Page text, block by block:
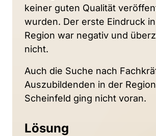
keiner guten Qualität
wurden. Der erste Eindruck in
Region war negativ und
nicht.
Auch die Suche nach
Auszubildenden in der
Scheinfeld ging nicht voran.
Lösung